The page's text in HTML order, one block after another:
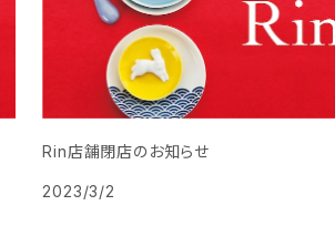
Rin店舗閉店のお知らせ
2023/3/2